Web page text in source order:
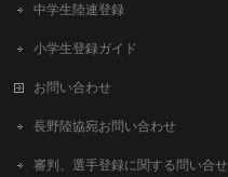
中学生陸連登録
小学生登録ガイド
お問い合わせ
長野陸協宛お問い合わせ
審判、選手登録に関する問い合せ